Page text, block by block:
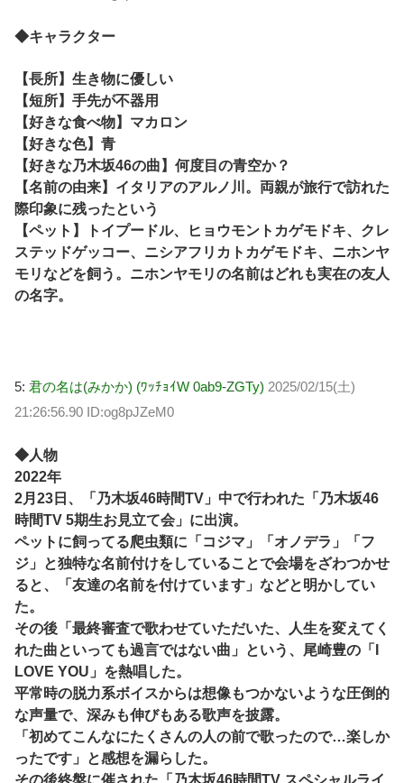
◆キャラクター
【長所】生き物に優しい
【短所】手先が不器用
【好きな食べ物】マカロン
【好きな色】青
【好きな乃木坂46の曲】何度目の青空か？
【名前の由来】イタリアのアルノ川。両親が旅行で訪れた
際印象に残ったという
【ペット】トイプードル、ヒョウモントカゲモドキ、クレ
ステッドゲッコー、ニシアフリカトカゲモドキ、ニホンヤ
モリなどを飼う。ニホンヤモリの名前はどれも実在の友人
の名字。
5: 君の名は(みかか) (ﾜｯﾁｮｲW 0ab9-ZGTy) 2025/02/15(土)
21:26:56.90 ID:og8pJZeM0
◆人物
2022年
2月23日、「乃木坂46時間TV」中で行われた「乃木坂46
時間TV 5期生お見立て会」に出演。
ペットに飼ってる爬虫類に「コジマ」「オノデラ」「フ
ジ」と独特な名前付けをしていることで会場をざわつかせ
ると、「友達の名前を付けています」などと明かしてい
た。
その後「最終審査で歌わせていただいた、人生を変えてく
れた曲といっても過言ではない曲」という、尾崎豊の「I
LOVE YOU」を熱唱した。
平常時の脱力系ボイスからは想像もつかないような圧倒的
な声量で、深みも伸びもある歌声を披露。
「初めてこんなにたくさんの人の前で歌ったので…楽しか
ったです」と感想を漏らした。